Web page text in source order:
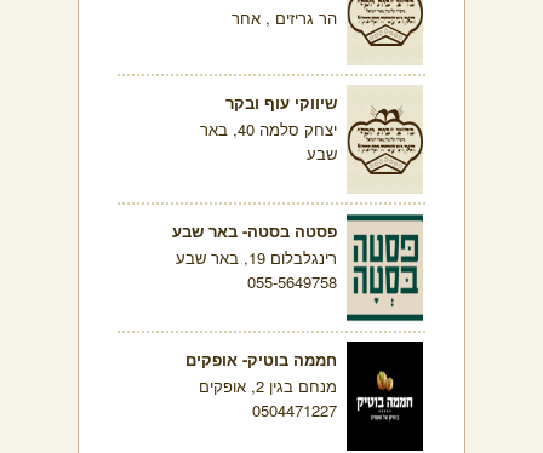
הר גריזים , אחר
שיווקי עוף ובקר
יצחק סלמה 40, באר
שבע
פסטה בסטה- באר שבע
רינגלבלום 19, באר שבע
055-5649758
חממה בוטיק- אופקים
מנחם בגין 2, אופקים
0504471227